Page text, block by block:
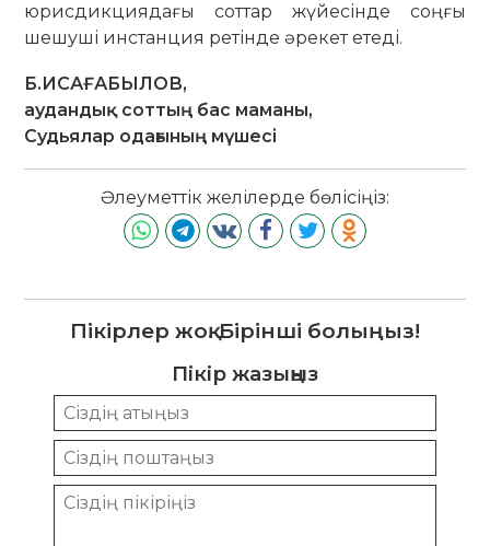
юрисдикциядағы соттар жүйесінде соңғы
шешуші инс­танция ретінде әрекет етеді.
Б.ИСАҒАБЫЛОВ,
аудандық соттың бас маманы,
Судьялар одағының мүшесі
Әлеуметтік желілерде бөлісіңіз:
Пікірлер жоқ. Бірінші болыңыз!
Пікір жазыңыз